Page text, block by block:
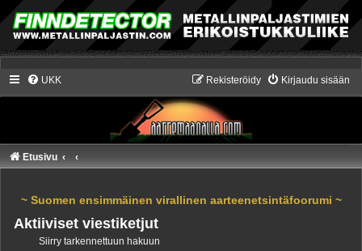
UKK Kirjaudu sisään
Rekisteröidy
Etusivu
~ Suomen ensimmäinen virallinen aarteenetsintäfoorumi ~
Aktiiviset viestiketjut
Siirry tarkennettuun hakuun